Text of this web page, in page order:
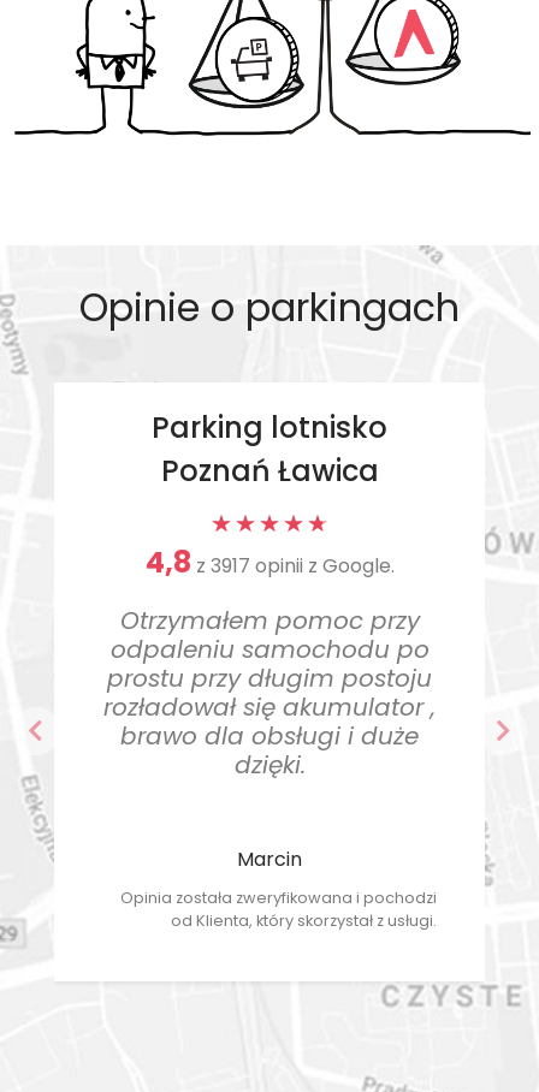
Opinie o parkingach
Parking lotnisko
Poznań Ławica
4,8 z 3917 opinii z Google.
Otrzymałem pomoc przy
odpaleniu samochodu po
prostu przy długim postoju
rozładował się akumulator ,
brawo dla obsługi i duże
dzięki.
Marcin
Opinia została zweryfikowana i pochodzi
od Klienta, który skorzystał z usługi.
Poprzedni